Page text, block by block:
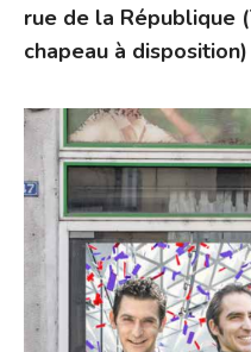
rue de la République
chapeau à disposition)